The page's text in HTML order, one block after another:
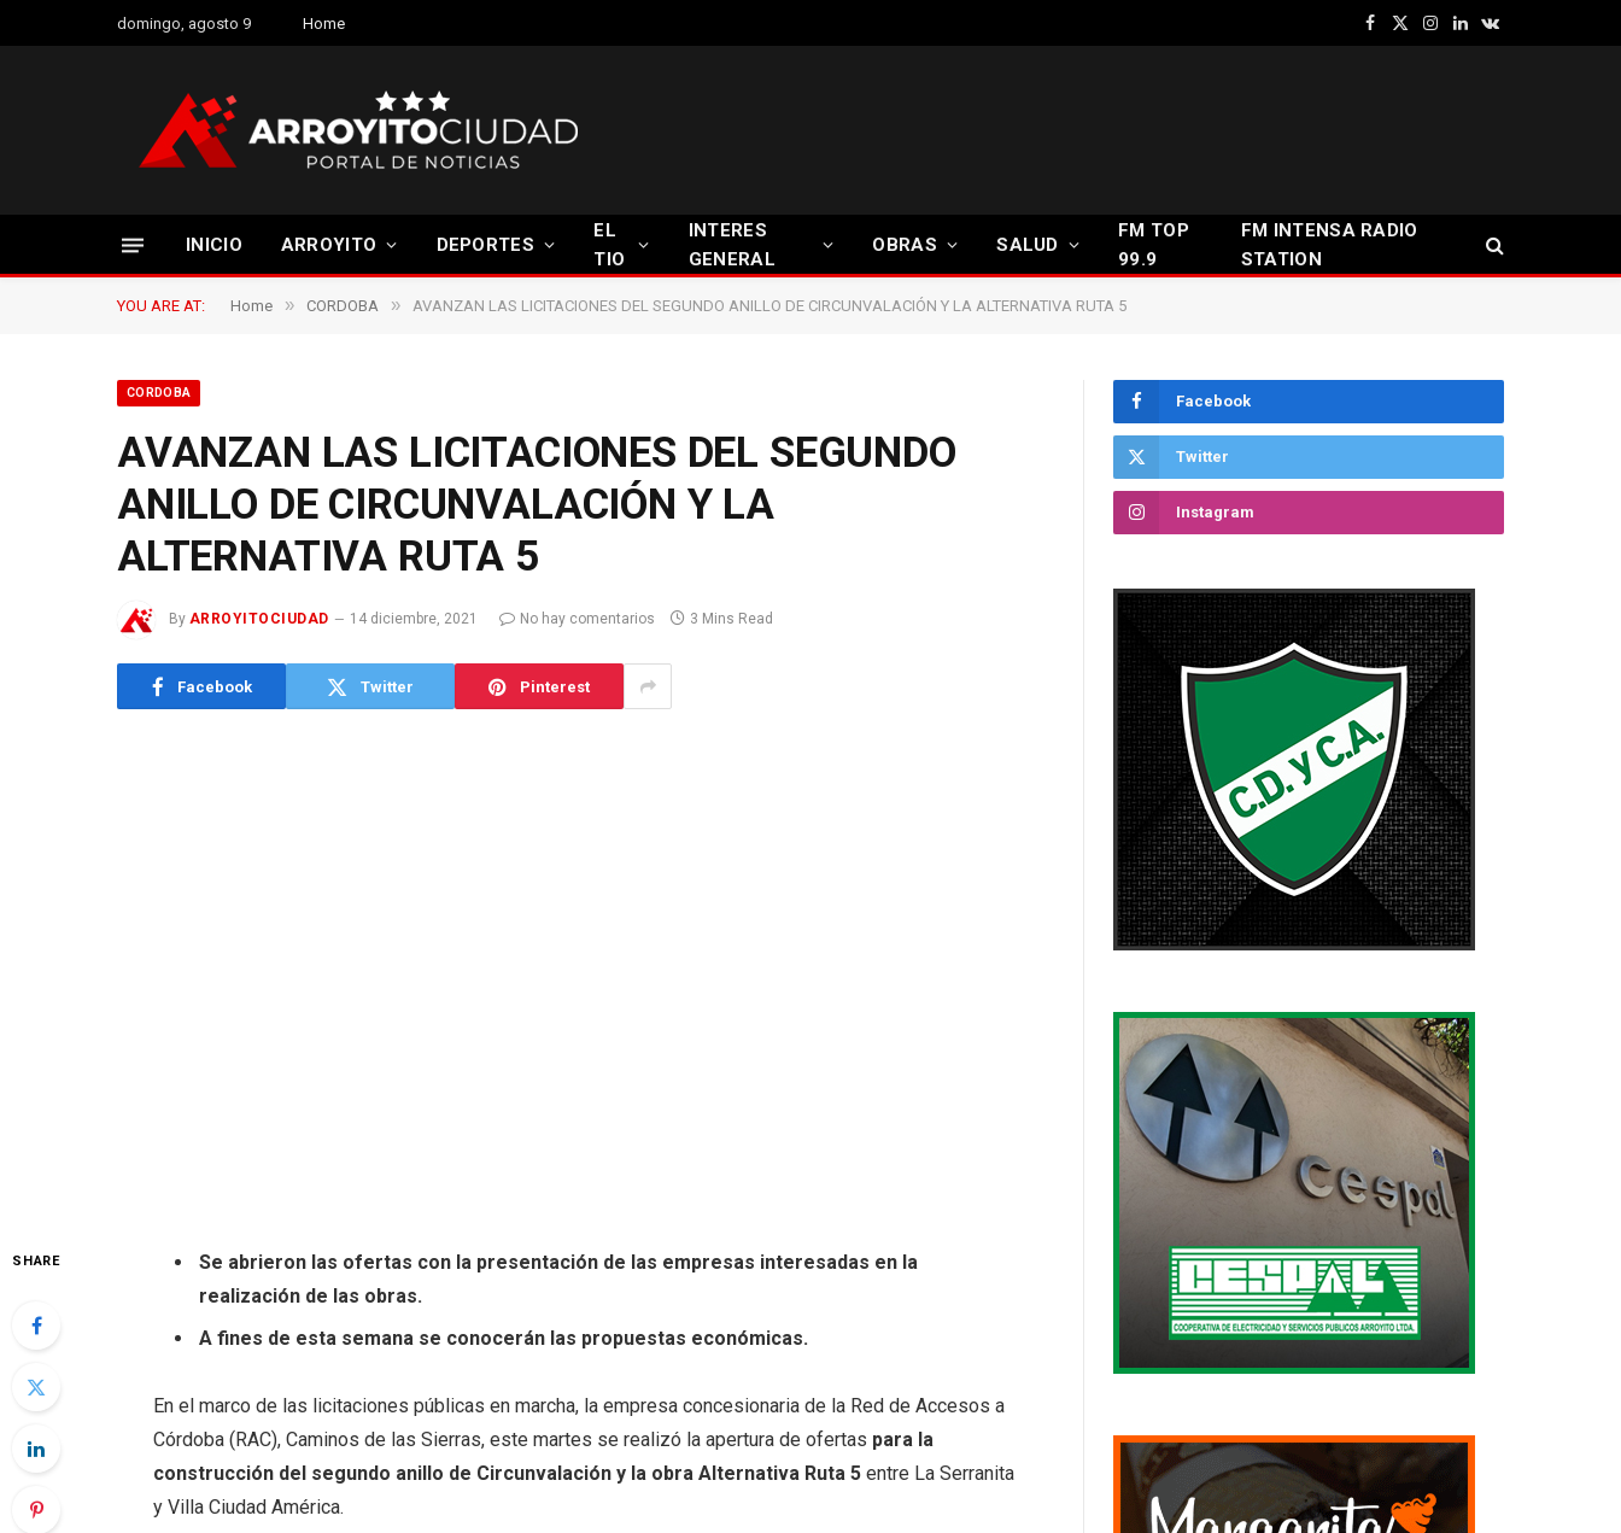
domingo, agosto 9 Home
Facebook
X
Instagram
LinkedInVKontakte
INICIO ARROYITO DEPORTES
EL
TIO
INTERES
GENERAL
OBRAS SALUD
FM TOP
99.9
FM INTENSA RADIO
STATION
YOU ARE AT: Home » CORDOBA » AVANZAN LAS LICITACIONES DEL SEGUNDO ANILLO DE CIRCUNVALACIÓN Y LA ALTERNATIVA RUTA 5
CORDOBA
AVANZAN LAS LICITACIONES DEL SEGUNDO
ANILLO DE CIRCUNVALACIÓN Y LA
ALTERNATIVA RUTA 5
By ARROYITOCIUDAD 14 diciembre, 2021 No hay comentarios 3 Mins Read
Facebook Twitter Pinterest
SHARE
Se abrieron las ofertas con la presentación de las empresas interesadas en la
realización de las obras.
A fines de esta semana se conocerán las propuestas económicas.
En el marco de las licitaciones públicas en marcha, la empresa concesionaria de la Red de Accesos a
Córdoba (RAC), Caminos de las Sierras, este martes se realizó la apertura de ofertas para la
construcción del segundo anillo de Circunvalación y la obra Alternativa Ruta 5 entre La Serranita
y Villa Ciudad América.
Facebook
Twitter
Instagram